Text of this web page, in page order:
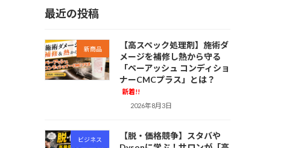
最近の投稿
新商品
【高スペック処理剤】施術ダ
メージを補修し熱から守る
「ペーアッシュ コンディショ
ナーCMCプラス」とは？
新着!!
2026年8月3日
ビジネス
【脱・価格競争】スタバや